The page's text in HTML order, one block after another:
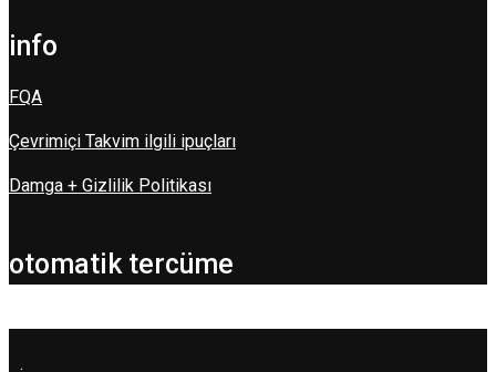
info
FQA
Çevrimiçi Takvim ilgili ipuçları
Damga + Gizlilik Politikası
otomatik tercüme
.